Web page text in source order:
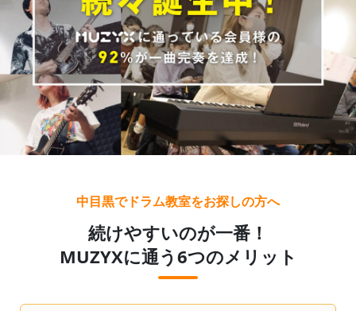
中目黒でドラム教室をお探しの方へ
続けやすいのが一番！
MUZYXに通う6つのメリット